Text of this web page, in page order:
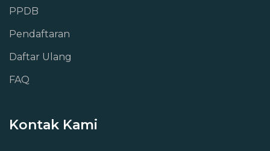
PPDB
Pendaftaran
Daftar Ulang
FAQ
Kontak Kami